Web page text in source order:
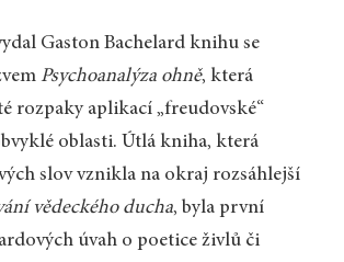
Gaston Bachelard knihu se
Psychoanalýza ohně, která
rozpaky aplikací „freudovské“
oblasti. Útlá kniha, která
slov vznikla na okraj rozsáhlejší
vědeckého ducha, byla první
úvah o poetice živlů či